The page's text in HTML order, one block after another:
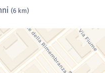
(6 km)